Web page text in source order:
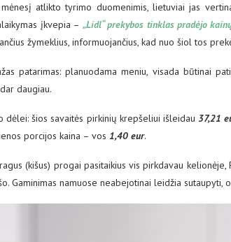
atlikto tyrimo duomenimis, lietuviai jas
įkvepia – „Lidl“ prekybos tinklas pradėjo
žymeklius, informuojančius, kad nuo šiol tos
patarimas: planuodama meniu, visada būtinai
daugiau.
dėlei: šios savaitės pirkinių krepšeliui išleidau37,21
porcijos kaina – vos 1,40 eur.
(kišus) progai pasitaikius vis pirkdavau
Gaminimas namuose neabejotinai leidžia